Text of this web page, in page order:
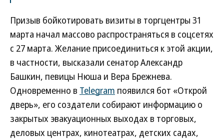
Призыв бойкотировать визиты в торгцентры 31
марта начал массово распространяться в соцсетях
с 27 марта. Желание присоединиться к этой акции,
в частности, высказали сенатор Александр
Башкин, певицы Нюша и Вера Брежнева.
Одновременно в Telegram появился бот «Открой
дверь», его создатели собирают информацию о
закрытых эвакуационных выходах в торговых,
деловых центрах, кинотеатрах, детских садах,